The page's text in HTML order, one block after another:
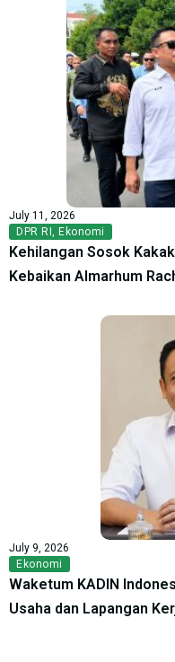
July 11, 2026
DPR RI Ekonomi
Kehilangan Sosok
Kebaikan Almarhum
July 9, 2026
Ekonomi
Waketum KADIN
Usaha dan Lapangan